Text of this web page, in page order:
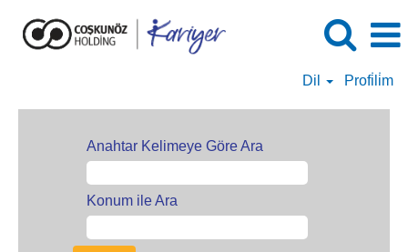
Dil Profi̇li̇m
Anahtar Kelimeye Göre Ara
Konum ile Ara